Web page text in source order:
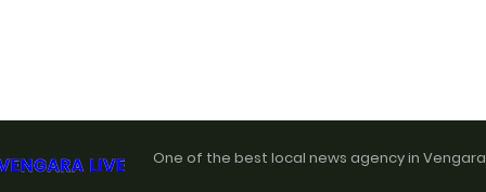
One of the best local news agency in Vengara